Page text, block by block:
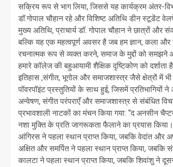
सक्रिय रूप से भाग लिया, जिससे यह कार्यक्रम अंतर-
डॉ.गोपाल चौहान रहे और विशिष्ट अतिथि डीन स्टूडेंट
मुख्य अतिथि, प्राचार्य डॉ. गोपाल चौहान ने छात्रों
बल्कि यह एक महत्वपूर्ण अवसर है जब हम ज्ञान, कला और
रचनात्मक रूप से व्यक्त करने, समाज के मुद्दों को समझने
हमारे कॉलेज की बहुआयामी शैक्षिक दृष्टिकोण को
इतिहास ,संगीत, भूगोल और समाजशास्त्र जैसे क्षेत्रों में
पॉवरपॉइंट प्रस्तुतियों के साथ हुई, जिसमें प्रतिभागियों
अन्वेषण, संगीत परंपराएँ और समाजशास्त्र से संबंधित
प्रभावशाली नाटकों का मंचन किया गया: “द अनसीन
नशा मुक्ति के प्रति जागरूकता फैलाने का प्रयास किया।
आंगिरस ने पहला स्थान प्राप्त किया, जबकि वेदांत और
अक्षित और समर्पित ने पहला स्थान प्राप्त किया,
कालटा ने पहला स्थान प्राप्त किया, जबकि शिवांशु ने